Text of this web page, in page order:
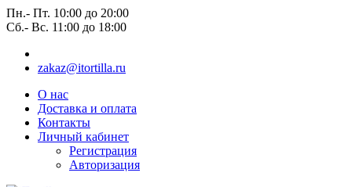
Пн.- Пт. 10:00 до 20:00
Сб.- Вс. 11:00 до 18:00
zakaz@itortilla.ru
О нас
Доставка и оплата
Контакты
Личный кабинет
Регистрация
Авторизация